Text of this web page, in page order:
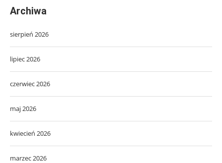
Archiwa
sierpień 2026
lipiec 2026
czerwiec 2026
maj 2026
kwiecień 2026
marzec 2026